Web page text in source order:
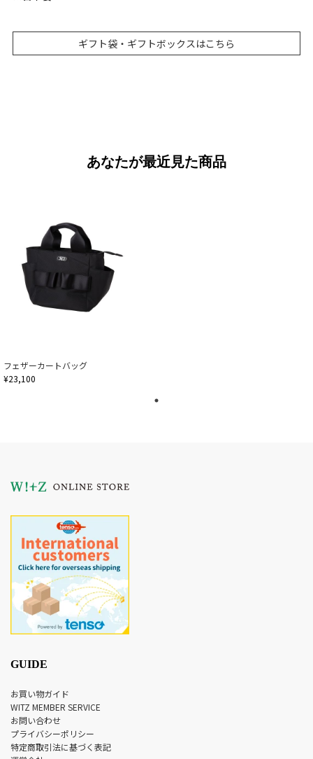
ギフト袋・ギフトボックスはこちら
あなたが最近見た商品
フェザーカートバッグ
¥23,100
GUIDE
お買い物ガイド
WITZ MEMBER SERVICE
お問い合わせ
プライバシーポリシー
特定商取引法に基づく表記